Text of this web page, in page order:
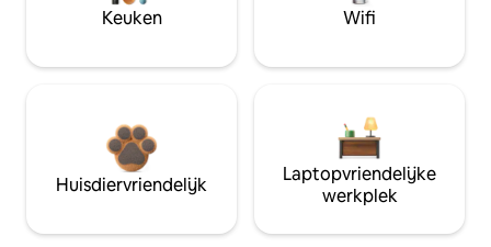
Keuken Wifi
Huisdiervriendelijk
Laptopvriendelijke
werkplek